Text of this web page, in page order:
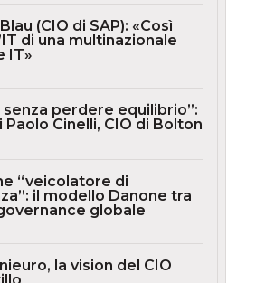
(CIO di SAP): «Così
di una multinazionale
IT»
senza perdere equilibrio”:
Paolo Cinelli, CIO di Bolton
“veicolatore di
il modello Danone tra
globale
la vision del CIO